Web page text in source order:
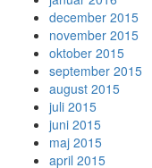
december 2015
november 2015
oktober 2015
september 2015
august 2015
juli 2015
juni 2015
maj 2015
april 2015